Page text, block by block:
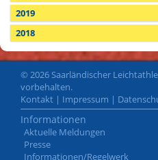
2019
2018
© 2026 Saarländischer
vorbehalten.
Kontakt | Impressum |
Informationen
Aktuelle Meldungen
Presse
Informationen/Regelwerk